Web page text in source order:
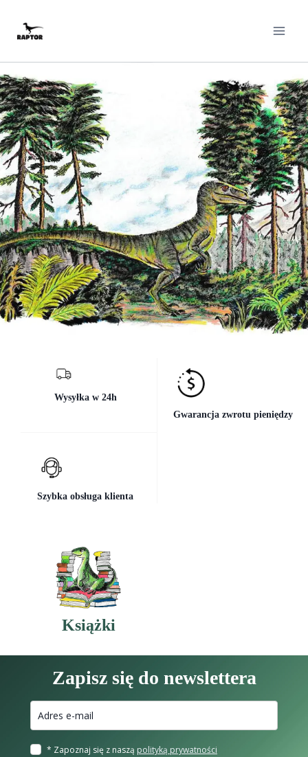
Wysyłka w 24h
Gwarancja zwrotu pieniędzy
Szybka obsługa klienta
Książki
Zapisz się do newslettera
* Zapoznaj się z naszą polityką prywatności